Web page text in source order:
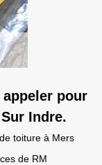
pour
Indre.
toiture à Mers
de RM